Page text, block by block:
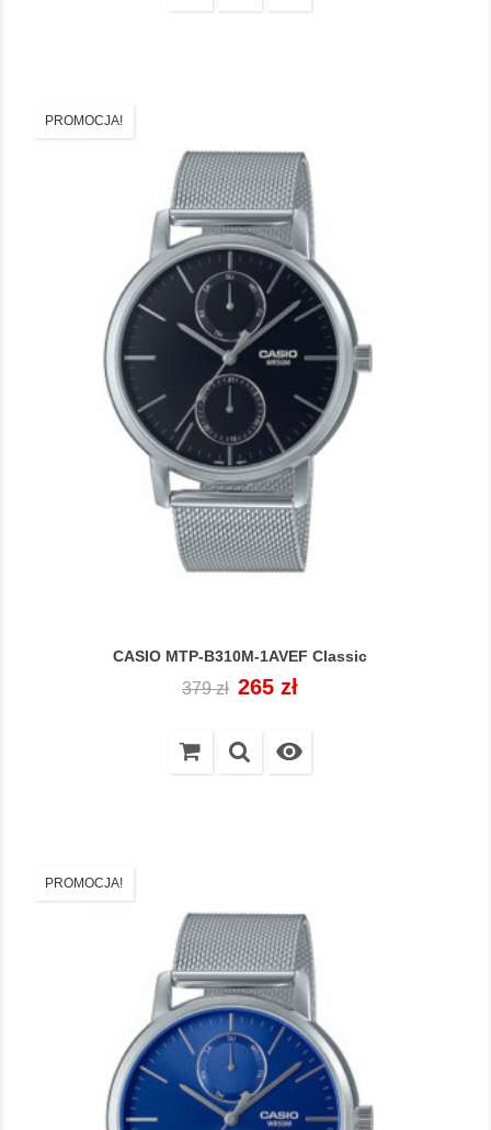
PROMOCJA!
CASIO MTP-B310M-1AVEF Classic
Cena
379 zł Cena
265 zł

PROMOCJA!